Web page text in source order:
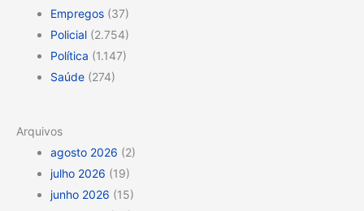
Empregos (37)
Policial (2.754)
Política (1.147)
Saúde (274)
Arquivos
agosto 2026 (2)
julho 2026 (19)
junho 2026 (15)